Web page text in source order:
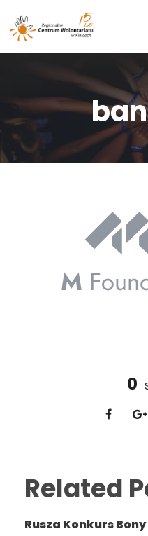
0
Related
Rusza Konkurs